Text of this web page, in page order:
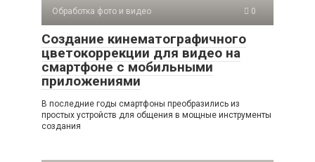
Обработка фото и видео 0
Создание кинематографичного
цветокоррекции для видео на
смартфоне с мобильными
приложениями
В последние годы смартфоны преобразились из
простых устройств для общения в мощные инструменты
создания